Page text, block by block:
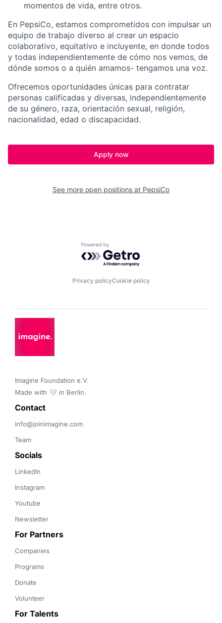
momentos de vida, entre otros.
En PepsiCo, estamos comprometidos con impulsar un
equipo de trabajo diverso al crear un espacio
colaborativo, equitativo e incluyente, en donde todos
y todas independientemente de cómo nos vemos, de
dónde somos o a quién amamos- tengamos una voz.
Ofrecemos oportunidades únicas para contratar
personas calificadas y diversas, independientemente
de su género, raza, orientación sexual, religión,
nacionalidad, edad o discapacidad.
Apply now
See more open positions at PepsiCo
Powered by Getro.com
Privacy policyCookie policy
Imagine Foundation e.V.
Made with 🤍 in Berlin.
Contact
info@joinimagine.com
Team
Socials
LinkedIn
Instagram
Youtube
Newsletter
For Partners
Companies
Programs
Donate
Volunteer
For Talents